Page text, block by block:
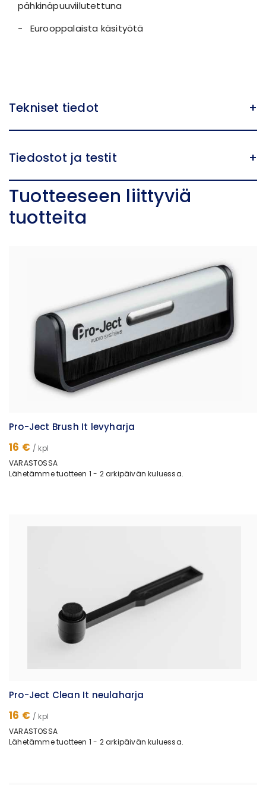
pähkinäpuuviilutettuna
- Eurooppalaista käsityötä
Tekniset tiedot +
Tiedostot ja testit +
Tuotteeseen liittyviä
tuotteita
Pro-Ject Brush It levyharja
16 € / kpl
VARASTOSSA
Lähetämme tuotteen 1 - 2 arkipäivän kuluessa.
Pro-Ject Clean It neulaharja
16 € / kpl
VARASTOSSA
Lähetämme tuotteen 1 - 2 arkipäivän kuluessa.